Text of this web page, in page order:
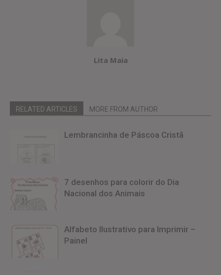
Lita Maia
RELATED ARTICLES MORE FROM AUTHOR
Lembrancinha de Páscoa Cristã
7 desenhos para colorir do Dia
Nacional dos Animais
Alfabeto Ilustrativo para Imprimir –
Painel